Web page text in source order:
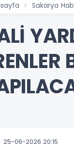
Sakarya
25-06-2026 20:15